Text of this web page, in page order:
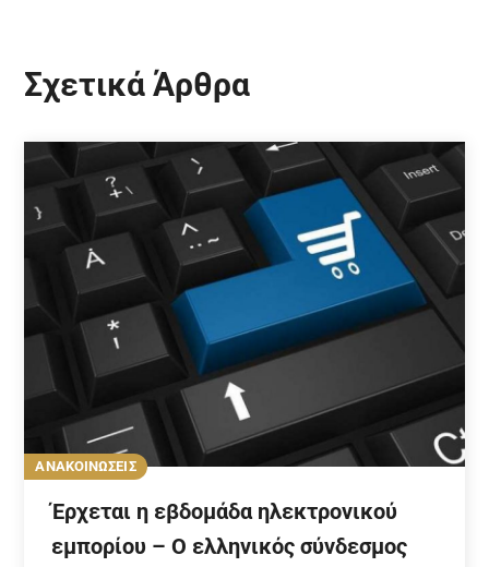
Σχετικά Άρθρα
ΑΝΑΚΟΙΝΩΣΕΙΣ
Έρχεται η εβδομάδα ηλεκτρονικού
εμπορίου – Ο ελληνικός σύνδεσμος